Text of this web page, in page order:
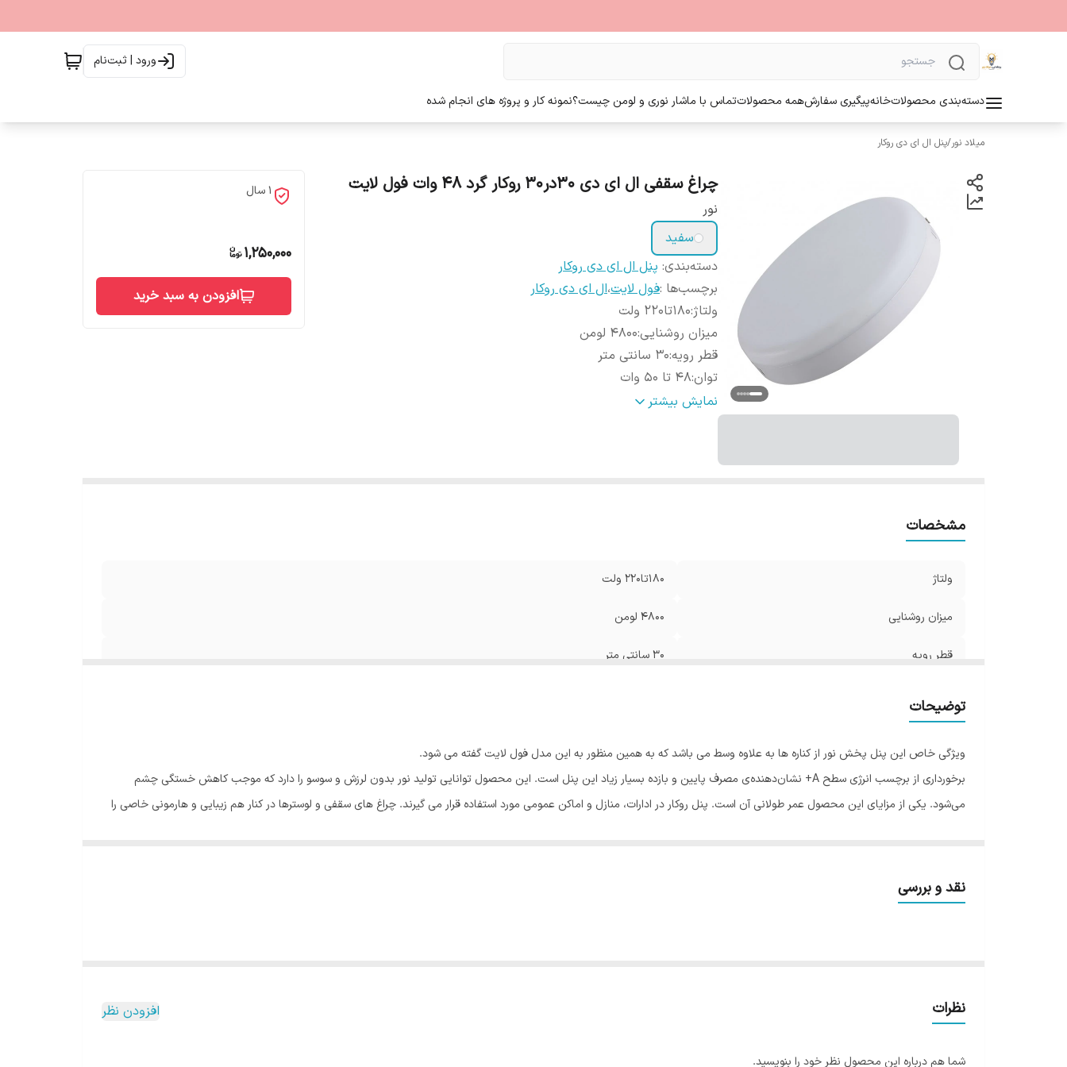
ورود | ثبت‌نام
دسته‌بندی محصولاتخانهپیگیری سفارشهمه محصولاتتماس با ماشار نوری و لومن چیست؟نمونه کار و پروژه های انجام شده
میلاد نور/پنل ال ای دی روکار
چراغ سقفی ال ای دی 30در30 روکار گرد 48 وات فول لایت
نور
سفید
دسته‌بندی: پنل ال ای دی روکار
برچسب‌ها :فول لایت،ال ای دی روکار
ولتاژ:180تا220 ولت
میزان روشنایی:4800 لومن
قطر رویه:30 سانتی متر
توان:48 تا ۵۰ وات
ابعاد:4*30*30سانتی‌متر
نمایش بیشتر
1 سال
1,250,000
افزودن به سبد خرید
مشخصات
ولتاژ 180تا220 ولت
میزان روشنایی 4800 لومن
قطر رویه 30 سانتی متر
طول عمر 30000 ساعت
فرکانس 50و60 هرتز
توضیحات
ویژگی خاص این پنل پخش نور از کناره ها به علاوه وسط می باشد که به همین منظور به این مدل فول لایت گفته می شود.
برخورداری از برچسب انرژی سطح A+ نشان‌دهنده‌ی مصرف پایین و بازده بسیار زیاد این پنل است. این محصول توانایی تولید نور بدون لرزش و سوسو را دارد که موجب کاهش خستگی چشم
می‌شود. یکی از مزایای این محصول عمر طولانی آن است. پنل روکار در ادارات، منازل و اماکن عمومی مورد استفاده قرار می گیرند. چراغ های سقفی و لوسترها در کنار هم زیبایی و هارمونی خاصی را
چراغ را روی سقف پیچ نمود، همچنین این محصولات به دلیل داشتن شکل ظاهری زیبا می توانند علاوه بر تامین نور محیط به عنوان المان تزئین کننده فضا یا المان نورپردازی نیز مورد استفاده قرار
نقد و بررسی
نظرات افزودن نظر
شما هم درباره این محصول نظر خود را بنویسید.